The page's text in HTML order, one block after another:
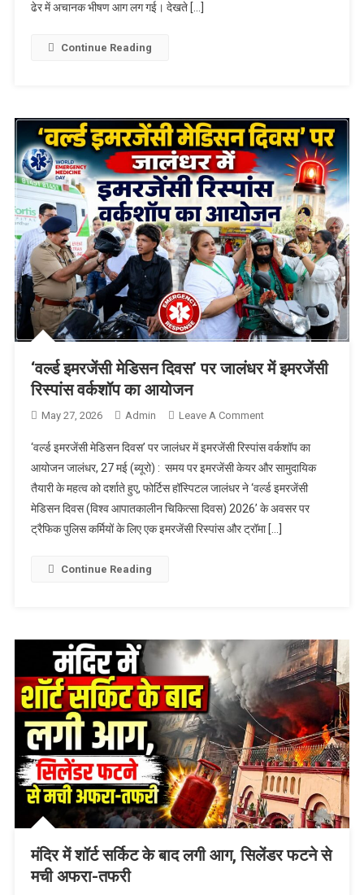
ढेर में अचानक भीषण आग लग गई। देखते […]
Continue Reading
‘वर्ल्ड इमरजेंसी मेडिसन दिवस’ पर जालंधर में इमरजेंसी
रिस्पांस वर्कशॉप का आयोजन
May 27, 2026 Admin Leave A CommentOn ‘वर्ल्ड इमरजेंसी
जालंधर में इमरजेंसी
रिस्पांस वर्कशॉप का
आयोजन
‘वर्ल्ड इमरजेंसी मेडिसन दिवस’ पर जालंधर में इमरजेंसी रिस्पांस वर्कशॉप का
आयोजन जालंधर, 27 मई (ब्यूरो) : समय पर इमरजेंसी केयर और सामुदायिक
तैयारी के महत्व को दर्शाते हुए, फोर्टिस हॉस्पिटल जालंधर ने ‘वर्ल्ड इमरजेंसी
मेडिसन दिवस (विश्व आपातकालीन चिकित्सा दिवस) 2026’ के अवसर पर
ट्रैफिक पुलिस कर्मियों के लिए एक इमरजेंसी रिस्पांस और ट्रॉमा […]
Continue Reading
मंदिर में शॉर्ट सर्किट के बाद लगी आग, सिलेंडर फटने से
मची अफरा-तफरी